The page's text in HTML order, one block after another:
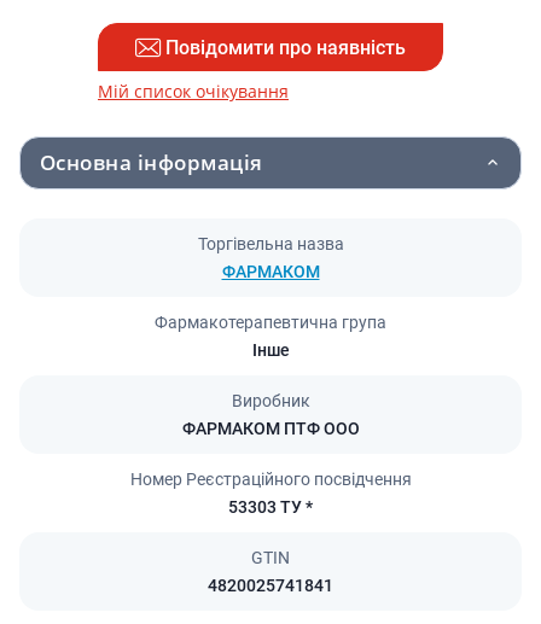
Повідомити про наявність
Мій список очікування
Основна інформація
Торгівельна назва
ФАРМАКОМ
Фармакотерапевтична група
Інше
Виробник
ФАРМАКОМ ПТФ ООО
Номер Реєстраційного посвідчення
53303 ТУ *
GTIN
4820025741841